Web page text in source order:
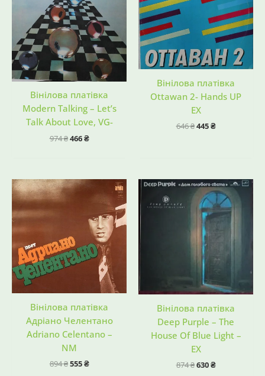
Вінілова платівка
Modern Talking – Let’s
Talk About Love, VG-
974₴466₴
Вінілова платівка
Ottawan 2- Hands UP
EX
646₴445₴
Вінілова платівка
Адріано Челентано
Adriano Celentano –
NM
894₴
Оригінальна
ціна:
555₴
Поточна
ціна:
555 ₴.
Вінілова платівка
Deep Purple – The
House Of Blue Light –
EX
874₴
Оригінальна
ціна:
874 ₴.
630₴
Поточна
ціна:
630 ₴.